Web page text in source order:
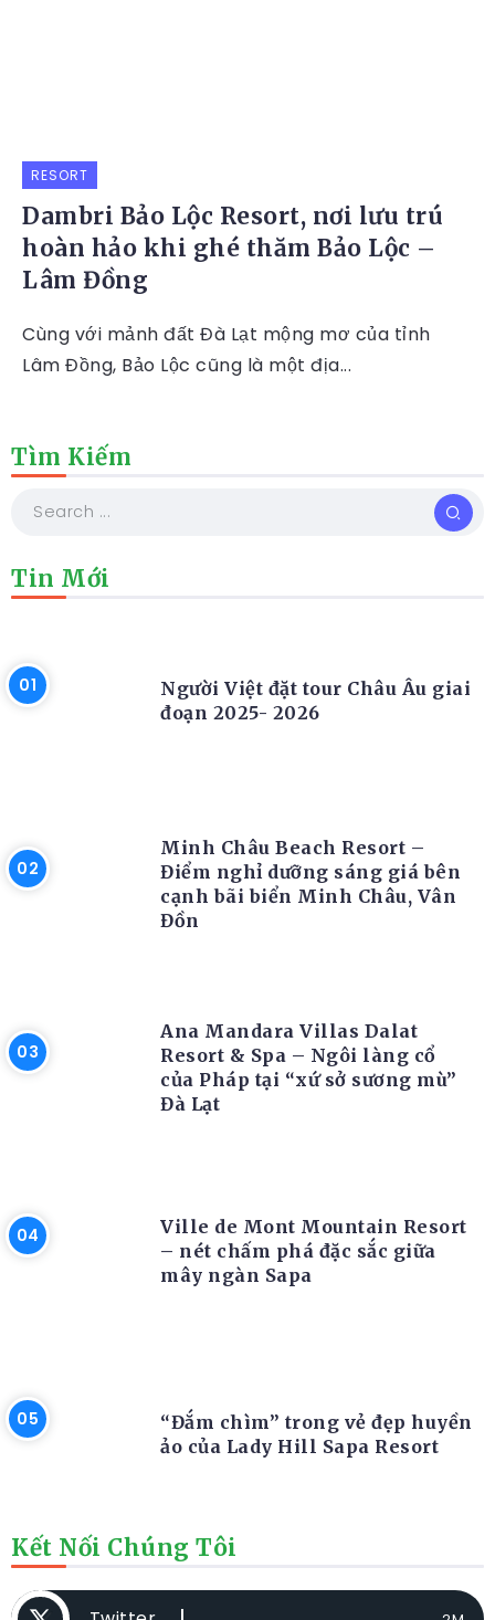
RESORT
Dambri Bảo Lộc Resort, nơi lưu trú
hoàn hảo khi ghé thăm Bảo Lộc –
Lâm Đồng
Cùng với mảnh đất Đà Lạt mộng mơ của tỉnh
Lâm Đồng, Bảo Lộc cũng là một địa...
Tìm Kiếm
Tin Mới
Người Việt đặt tour Châu Âu giai
đoạn 2025- 2026
Minh Châu Beach Resort –
Điểm nghỉ dưỡng sáng giá bên
cạnh bãi biển Minh Châu, Vân
Đồn
Ana Mandara Villas Dalat
Resort & Spa – Ngôi làng cổ
của Pháp tại “xứ sở sương mù”
Đà Lạt
Ville de Mont Mountain Resort
– nét chấm phá đặc sắc giữa
mây ngàn Sapa
“Đắm chìm” trong vẻ đẹp huyền
ảo của Lady Hill Sapa Resort
Kết Nối Chúng Tôi